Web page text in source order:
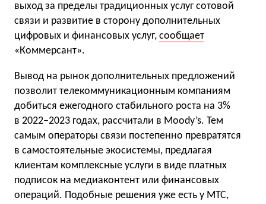
выход за пределы традиционных услуг сотовой
связи и развитие в сторону дополнительных
цифровых и финансовых услуг, сообщает
«Коммерсант».
Вывод на рынок дополнительных предложений
позволит телекоммуникационным компаниям
добиться ежегодного стабильного роста на 3%
в 2022−2023 годах, рассчитали в Moody’s. Тем
самым операторы связи постепенно превратятся
в самостоятельные экосистемы, предлагая
клиентам комплексные услуги в виде платных
подписок на медиаконтент или финансовых
операций. Подобные решения уже есть у МТС,